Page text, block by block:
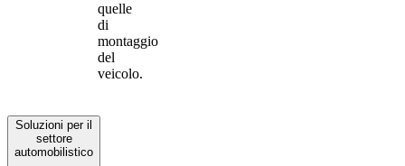
quelle
di
montaggio
del
veicolo.
Soluzioni per il
settore
automobilistico